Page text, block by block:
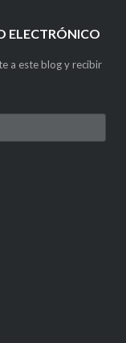
ELECTRÓNICO
a este blog y recibir